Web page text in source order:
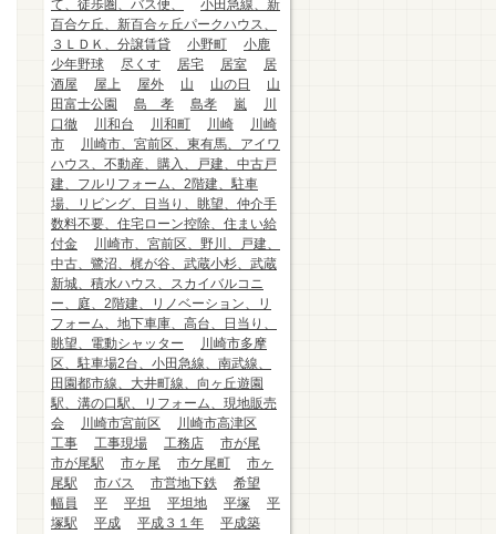
て、徒歩圏、バス便、
小田急線、新
百合ケ丘、新百合ヶ丘パークハウス、
３ＬＤＫ、分譲賃貸
小野町
小鹿
少年野球
尽くす 居宅 居室
居
酒屋
屋上 屋外 山 山の日
山
田富士公園
島 孝 島孝 嵐
川
口徹
川和台 川和町 川崎
川崎
市
川崎市、宮前区、東有馬、アイワ
ハウス、不動産、購入、戸建、中古戸
建、フルリフォーム、2階建、駐車
場、リビング、日当り、眺望、仲介手
数料不要、住宅ローン控除、住まい給
付金
川崎市、宮前区、野川、戸建、
中古、鷺沼、梶が谷、武蔵小杉、武蔵
新城、積水ハウス、スカイバルコニ
ー、庭、2階建、リノベーション、リ
フォーム、地下車庫、高台、日当り、
眺望、電動シャッター
川崎市多摩
区、駐車場2台、小田急線、南武線、
田園都市線、大井町線、向ヶ丘遊園
駅、溝の口駅、リフォーム、現地販売
会
川崎市宮前区
川崎市高津区
工事
工事現場 工務店
市が尾
市が尾駅
市ヶ尾 市ケ尾町
市ヶ
尾駅
市バス 市営地下鉄
希望
幅員
平 平坦 平坦地 平塚
平
塚駅
平成 平成３１年
平成築